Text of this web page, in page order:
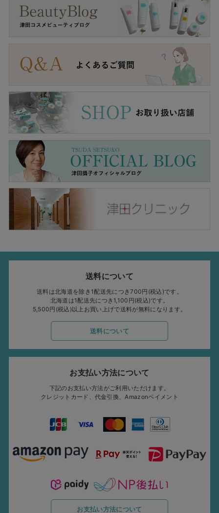
送料について
送料は北海道を除き1配送先につき700円(税込)です。
北海道は1配送先につき1,100円(税込)です。
5,500円(税込)以上お買い上げで送料が無料になります。
送料について
お支払い方法について
下記のお支払い方法がご利用いただけます。
クレジットカード、代金引換、Amazonペイメント
お支払い方法について